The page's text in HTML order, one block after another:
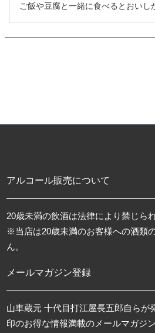
ご飯や豆腐と一緒に食べるとおいし
アルコール販売について
20歳未満の飲酒は法律により禁じら
※当店は20歳未満のお客様への酒類
ん。
メールマガジン登録
山車蔵元 十代目打江屋長五郎自らが
印のお得な情報満載のメールマガジン